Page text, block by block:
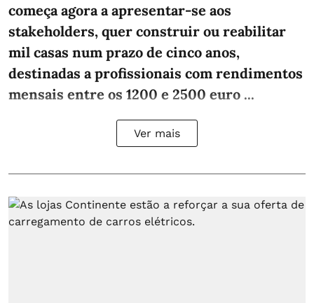
começa agora a apresentar-se aos
stakeholders, quer construir ou reabilitar
mil casas num prazo de cinco anos,
destinadas a profissionais com rendimentos
mensais entre os 1200 e 2500 euro ...
Ver mais